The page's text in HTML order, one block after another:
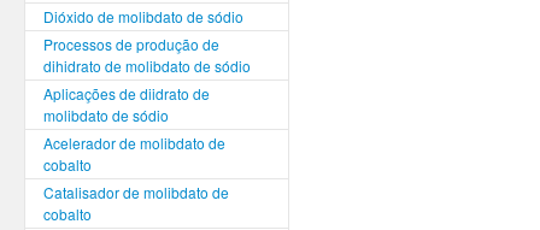
Dióxido de molibdato de sódio
Processos de produção de
dihidrato de molibdato de sódio
Aplicações de diidrato de
molibdato de sódio
Acelerador de molibdato de
cobalto
Catalisador de molibdato de
cobalto